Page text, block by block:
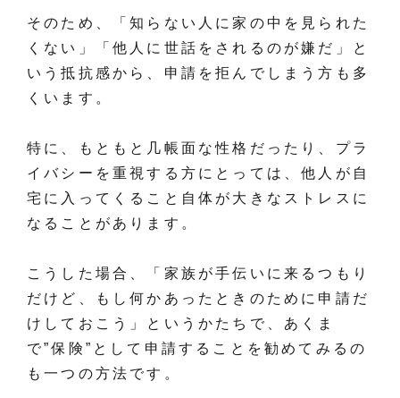
そのため、「知らない人に家の中を見られた
くない」「他人に世話をされるのが嫌だ」と
いう抵抗感から、申請を拒んでしまう方も多
くいます。
特に、もともと几帳面な性格だったり、プラ
イバシーを重視する方にとっては、他人が自
宅に入ってくること自体が大きなストレスに
なることがあります。
こうした場合、「家族が手伝いに来るつもり
だけど、もし何かあったときのために申請だ
けしておこう」というかたちで、あくま
で”保険”として申請することを勧めてみるの
も一つの方法です。